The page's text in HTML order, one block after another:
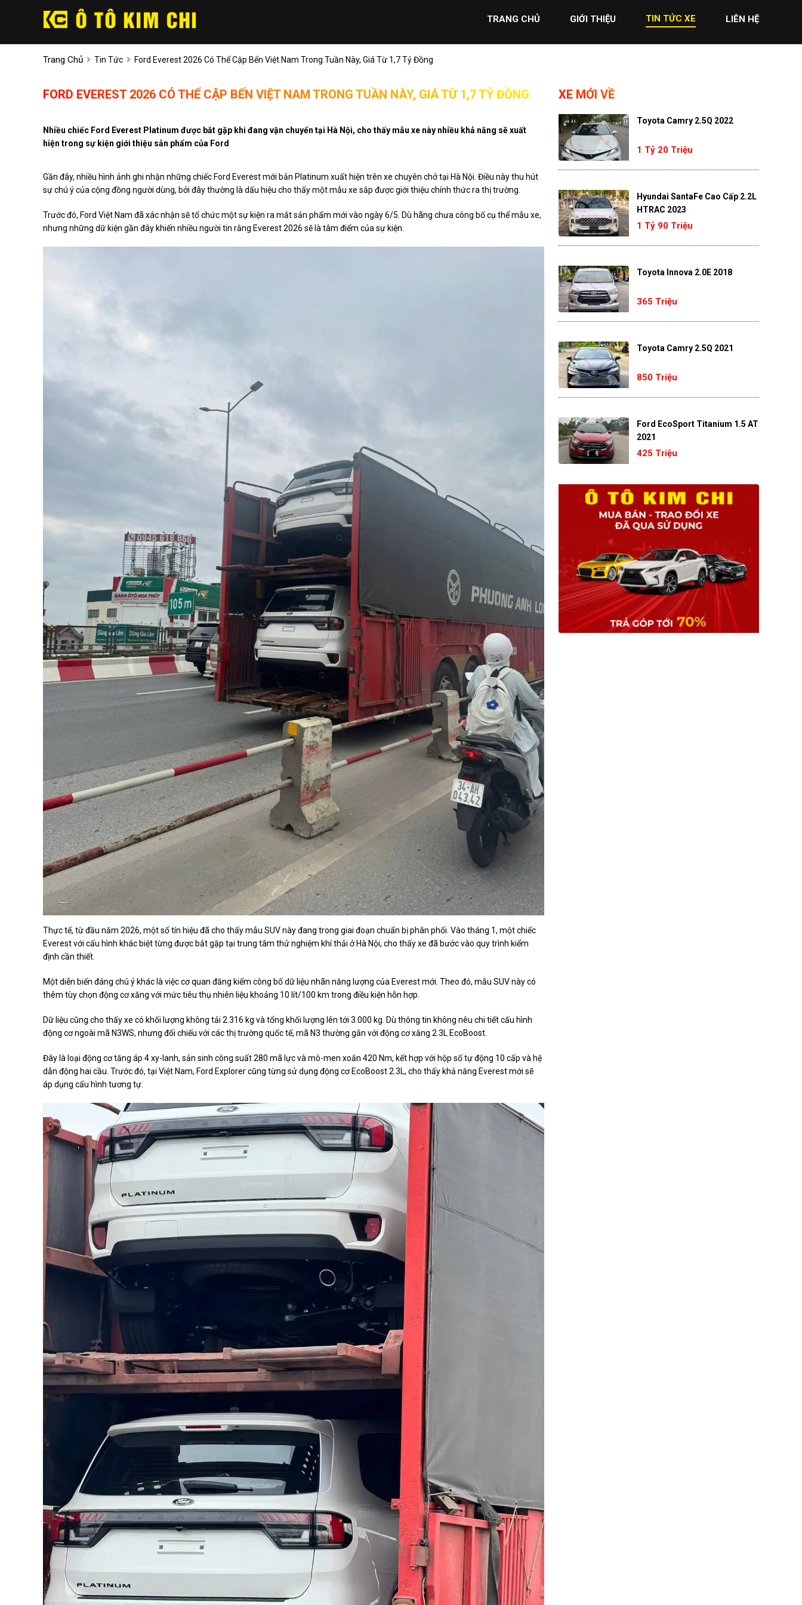
TRANG CHỦ GIỚI THIỆU TIN TỨC XE LIÊN HỆ
Trang Chủ Tin Tức Ford Everest 2026 Có Thể Cập Bến Việt Nam Trong Tuần Này, Giá Từ 1,7 Tỷ Đồng
FORD EVEREST 2026 CÓ THỂ CẬP BẾN VIỆT NAM TRONG TUẦN NÀY, GIÁ TỪ 1,7 TỶ ĐỒNG
Nhiều chiếc Ford Everest Platinum được bắt gặp khi đang vận chuyển tại Hà Nội, cho thấy mẫu xe này nhiều khả năng sẽ xuất
hiện trong sự kiện giới thiệu sản phẩm của Ford
Gần đây, nhiều hình ảnh ghi nhận những chiếc Ford Everest mới bản Platinum xuất hiện trên xe chuyên chở tại Hà Nội. Điều này thu hút
sự chú ý của cộng đồng người dùng, bởi đây thường là dấu hiệu cho thấy một mẫu xe sắp được giới thiệu chính thức ra thị trường.
Trước đó, Ford Việt Nam đã xác nhận sẽ tổ chức một sự kiện ra mắt sản phẩm mới vào ngày 6/5. Dù hãng chưa công bố cụ thể mẫu xe,
nhưng những dữ kiện gần đây khiến nhiều người tin rằng Everest 2026 sẽ là tâm điểm của sự kiện.
Thực tế, từ đầu năm 2026, một số tín hiệu đã cho thấy mẫu SUV này đang trong giai đoạn chuẩn bị phân phối. Vào tháng 1, một chiếc
Everest với cấu hình khác biệt từng được bắt gặp tại trung tâm thử nghiệm khí thải ở Hà Nội, cho thấy xe đã bước vào quy trình kiểm
định cần thiết.
Một diễn biến đáng chú ý khác là việc cơ quan đăng kiểm công bố dữ liệu nhãn năng lượng của Everest mới. Theo đó, mẫu SUV này có
thêm tùy chọn động cơ xăng với mức tiêu thụ nhiên liệu khoảng 10 lít/100 km trong điều kiện hỗn hợp.
Dữ liệu cũng cho thấy xe có khối lượng không tải 2.316 kg và tổng khối lượng lên tới 3.000 kg. Dù thông tin không nêu chi tiết cấu hình
động cơ ngoài mã N3WS, nhưng đối chiếu với các thị trường quốc tế, mã N3 thường gắn với động cơ xăng 2.3L EcoBoost.
Đây là loại động cơ tăng áp 4 xy-lanh, sản sinh công suất 280 mã lực và mô-men xoắn 420 Nm, kết hợp với hộp số tự động 10 cấp và hệ
dẫn động hai cầu. Trước đó, tại Việt Nam, Ford Explorer cũng từng sử dụng động cơ EcoBoost 2.3L, cho thấy khả năng Everest mới sẽ
áp dụng cấu hình tương tự.
XE MỚI VỀ
Toyota Camry 2.5Q 2022
1 Tỷ 20 Triệu
Hyundai SantaFe Cao Cấp 2.2L
HTRAC 2023
1 Tỷ 90 Triệu
Toyota Innova 2.0E 2018
365 Triệu
Toyota Camry 2.5Q 2021
850 Triệu
Ford EcoSport Titanium 1.5 AT
2021
425 Triệu